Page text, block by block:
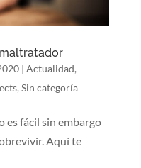
| Actualidad,
, Sin categoría
es fácil sin embargo
Aquí te